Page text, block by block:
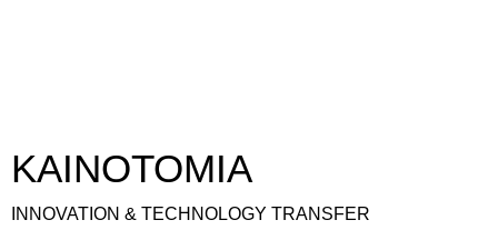
ΚΑΙΝΟΤΟΜΙΑ
INNOVATION & TECHNOLOGY TRANSFER